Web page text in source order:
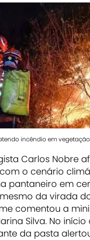
incêndio em
Carlos Nobre
o cenário
pantaneiro em
da virada
comentou a
Silva. No
da pasta